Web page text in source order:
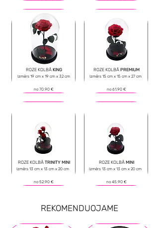
ROZE KOLBĀ KING
Izmērs 19 cm х 19 cm х 32 cm
no 70.90 €
ROZE KOLBĀ TRINITY MINI
Izmērs 13 cm х 13 cm х 20 cm
no 52.90 €
ROZE KOLBĀ PREMIUM
Izmērs 15 cm х 15 cm х 27 cm
no 61.90 €
ROZE KOLBĀ MINI
Izmērs 13 cm х 13 cm х 20 cm
no 45.90 €
REKOMENDUOJAME